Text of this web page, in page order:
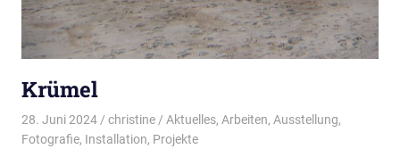
Krümel
28. Juni 2024 christine Aktuelles, Arbeiten, Ausstellung,
Fotografie, Installation, Projekte